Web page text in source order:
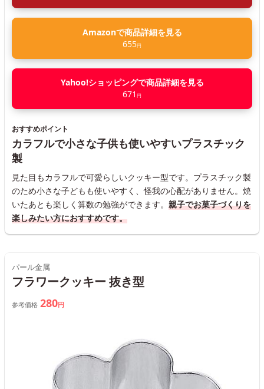
Amazonで商品詳細を見る
655円
Yahoo!ショッピングで商品詳細を見る
671 円
おすすめポイント
カラフルで小さな子供も使いやすいプラスチック
製
見た目もカラフルで可愛らしいクッキー型です。プラスチック製
のため小さな子どもも使いやすく、怪我の心配がありません。焼
いたあとも楽しく算数の勉強ができます。 親子でお菓子づくりを
楽しみたい方におすすめです。
パール金属
フラワークッキー 抜き型
参考価格 280円